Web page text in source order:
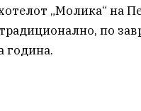
„Молика“ на
по
година.